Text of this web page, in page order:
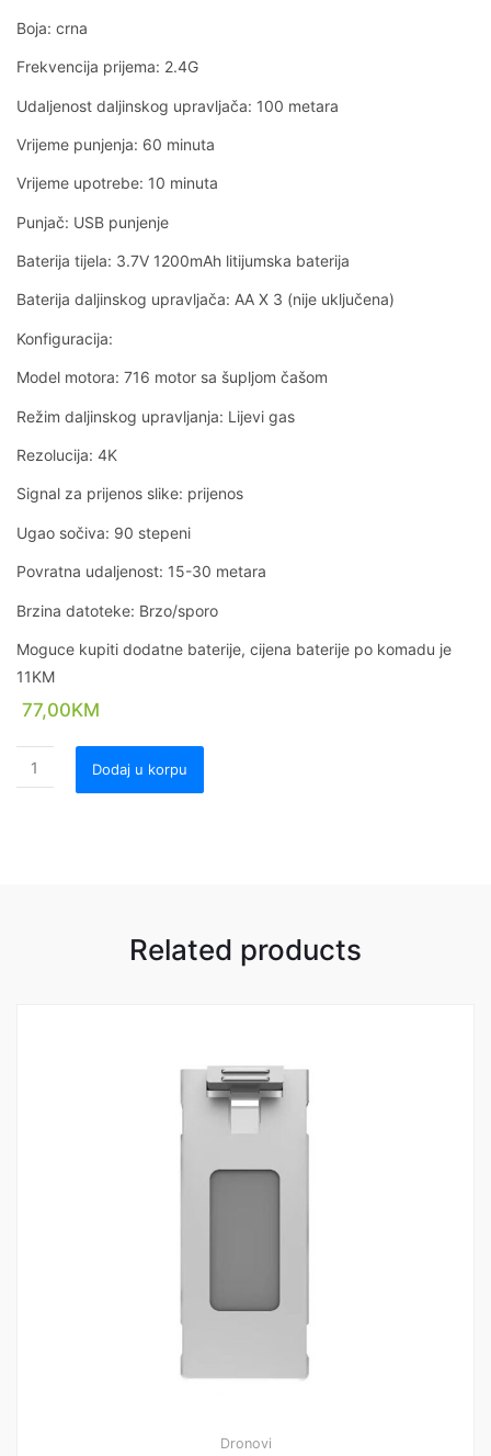
Boja: crna
Frekvencija prijema: 2.4G
Udaljenost daljinskog upravljača: 100 metara
Vrijeme punjenja: 60 minuta
Vrijeme upotrebe: 10 minuta
Punjač: USB punjenje
Baterija tijela: 3.7V 1200mAh litijumska baterija
Baterija daljinskog upravljača: AA X 3 (nije uključena)
Konfiguracija:
Model motora: 716 motor sa šupljom čašom
Režim daljinskog upravljanja: Lijevi gas
Rezolucija: 4K
Signal za prijenos slike: prijenos
Ugao sočiva: 90 stepeni
Povratna udaljenost: 15-30 metara
Brzina datoteke: Brzo/sporo
Moguce kupiti dodatne baterije, cijena baterije po komadu je
11KM
77,00KM
Dodaj u korpu
Related products
Dronovi